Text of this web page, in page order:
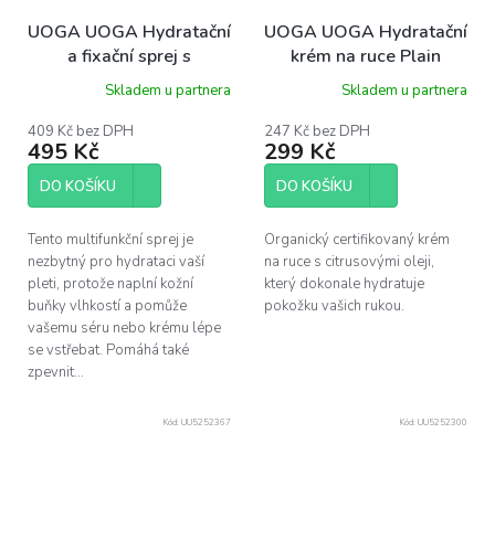
UOGA UOGA Hydratační
a fixační sprej s
kyselinou hyaluronovou
Morning Mist 100 ml
Skladem u partnera
409 Kč bez DPH
495 Kč
DO KOŠÍKU
Tento multifunkční sprej je
nezbytný pro hydrataci vaší
pleti, protože naplní kožní
buňky vlhkostí a pomůže
vašemu séru nebo krému lépe
se vstřebat. Pomáhá také
zpevnit...
UOGA UOGA Hydratační
krém na ruce Plain
Awesomeness s olejem
z citrusových plodů, 40
ml
Skladem u partnera
247 Kč bez DPH
299 Kč
DO KOŠÍKU
Organický certifikovaný krém
na ruce s citrusovými oleji,
který dokonale hydratuje
pokožku vašich rukou.
Kód: UU5252367 Kód: UU5252300